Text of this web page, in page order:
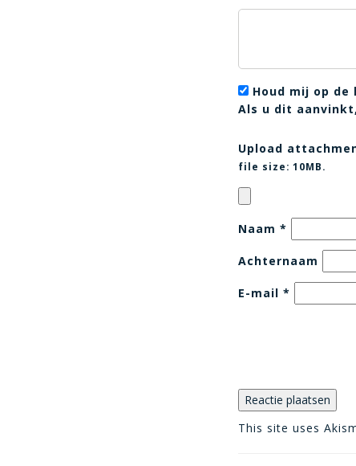
Houd mij op de
Als u dit
Upload
file size: 10MB.
Naam *
Achternaam
E-mail *
This site uses